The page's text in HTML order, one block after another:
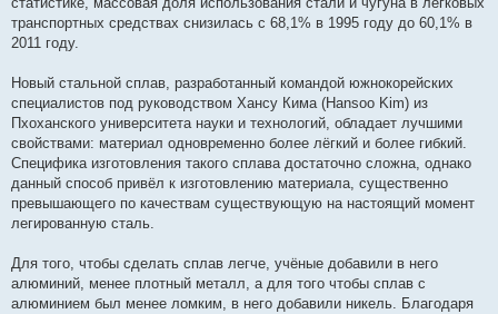
транспортных средствах снизилась с 68,1% в 1995 году до 60,1% в
2011 году.
Новый стальной сплав, разработанный командой южнокорейских
специалистов под руководством Хансу Кима (Hansoo Kim) из
Пхоханского университета науки и технологий, обладает лучшими
свойствами: материал одновременно более лёгкий и более гибкий.
Специфика изготовления такого сплава достаточно сложна, однако
данный способ привёл к изготовлению материала, существенно
превышающего по качествам существующую на настоящий момент
легированную сталь.
Для того, чтобы сделать сплав легче, учёные добавили в него
алюминий, менее плотный металл, а для того чтобы сплав с
алюминием был менее ломким, в него добавили никель. Благодаря